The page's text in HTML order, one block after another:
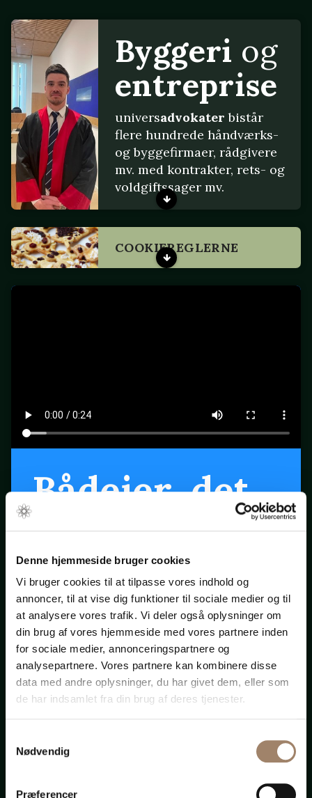
Denne hjemmeside bruger cookies
Vi bruger cookies til at tilpasse vores indhold og
annoncer, til at vise dig funktioner til sociale medier og til
at analysere vores trafik. Vi deler også oplysninger om
din brug af vores hjemmeside med vores partnere inden
for sociale medier, annonceringspartnere og
analysepartnere. Vores partnere kan kombinere disse
data med andre oplysninger, du har givet dem, eller som
de har indsamlet fra din brug af deres tjenester.
Nødvendig
Præferencer
Byggeri og
entreprise
universadvokater bistår
flere hundrede håndværks-
og byggefirmaer, rådgivere
mv. med kontrakter, rets- og
voldgiftssager mv.
COOKIEREGLERNE
Bådejer, det
er snart
forår ...
Klik på startpilen ovenfor
Bådadvokaten.dk
Advokat-